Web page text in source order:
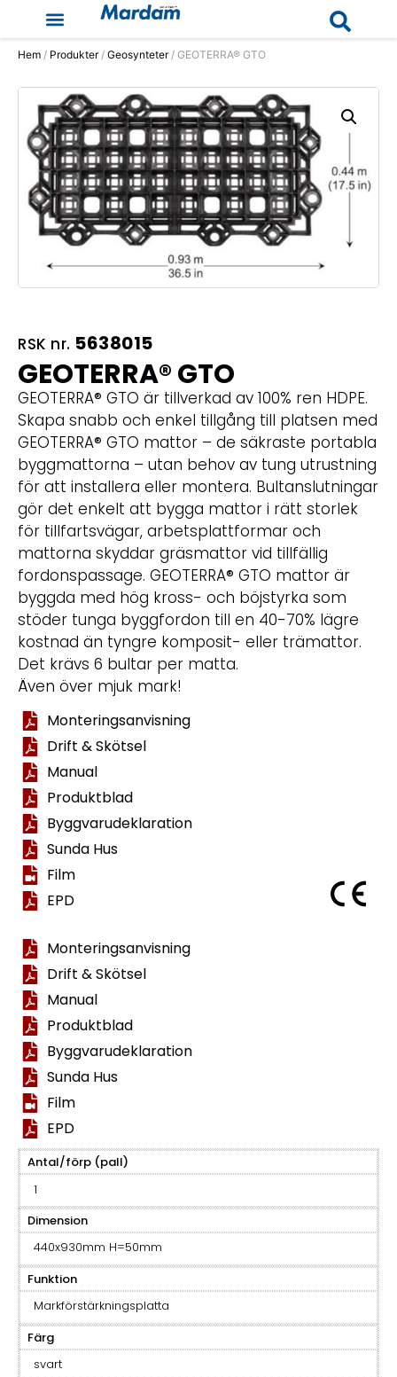
Hem / Produkter/ Geosynteter/ GEOTERRA® GTO
RSK nr. 5638015
GEOTERRA® GTO
GEOTERRA® GTO är tillverkad av 100% ren HDPE.
Skapa snabb och enkel tillgång till platsen med
GEOTERRA® GTO mattor – de säkraste portabla
byggmattorna – utan behov av tung utrustning
för att installera eller montera. Bultanslutningar
gör det enkelt att bygga mattor i rätt storlek
för tillfartsvägar, arbetsplattformar och
mattorna skyddar gräsmattor vid tillfällig
fordonspassage. GEOTERRA® GTO mattor är
byggda med hög kross- och böjstyrka som
stöder tunga byggfordon till en 40-70% lägre
kostnad än tyngre komposit- eller trämattor.
Det krävs 6 bultar per matta.
Även över mjuk mark!
Monteringsanvisning
Drift & Skötsel
Manual
Produktblad
Byggvarudeklaration
Sunda Hus
Film
EPD
Monteringsanvisning
Drift & Skötsel
Manual
Produktblad
Byggvarudeklaration
Sunda Hus
Film
EPD
Antal/förp (pall)
1
Dimension
440x930mm H=50mm
Funktion
Markförstärkningsplatta
Färg
svart